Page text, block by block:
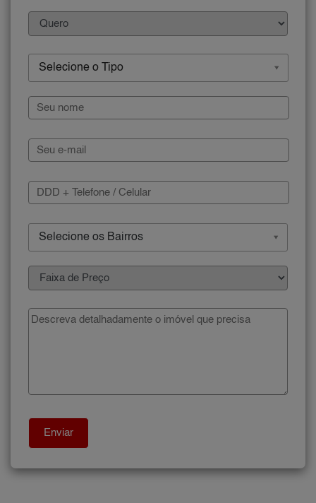
Selecione o Tipo
Selecione os Bairros